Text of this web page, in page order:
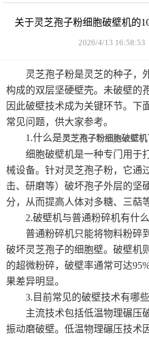
细胞破壁机设备
中药微粉机设备
多功能粉碎机
高校实验室专用超微粉碎机设备
中药超细研磨机
中药磨粉机
中药超细打粉机
小型超微粉碎机系列
中型超微粉碎机系列
大型超微粉碎机系列
关于灵芝孢子粉细胞破壁机的
2026/4/13 16:58:53
灵芝孢子粉是灵芝的种子，
构成的双层坚硬壁壳。未破壁的
因此破壁技术成为关键环节。下
常见问题，供大家参考。
1.什么是灵芝孢子粉细胞破壁机
细胞破壁机是一种专门用于
械设备。针对灵芝孢子粉，它通
击、研磨等）破坏孢子外层的坚
分，从而提高人体对多糖、三萜
2.破壁机与普通粉碎机有什么
普通粉碎机只能将物料粉碎
破坏灵芝孢子的细胞壁。破壁机
的超微粉碎，破壁率通常可达
果差异明显。
3.目前常见的破壁技术有哪些
主流技术包括低温物理碾压
振动磨破壁。低温物理碾压技术